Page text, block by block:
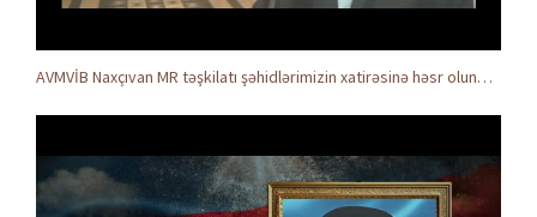
AVMVİB Naxçıvan MR təşkilatı şəhidlərimizin xatirəsinə həsr olunmuş tədbir keçirdi